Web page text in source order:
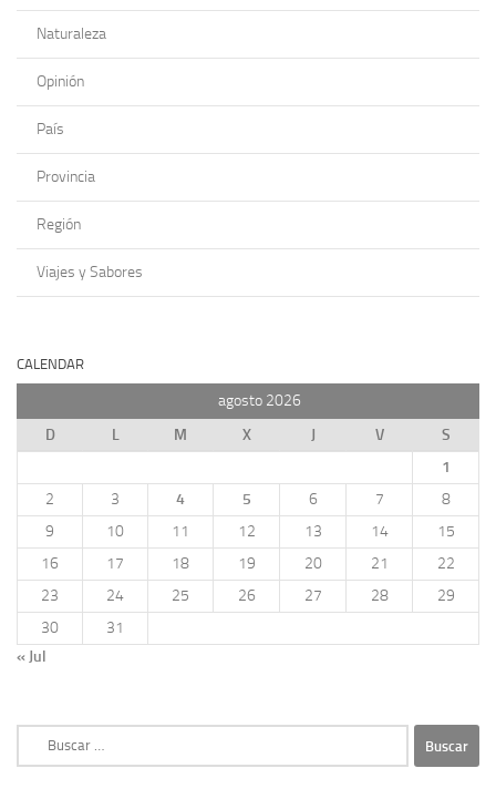
Naturaleza
Opinión
País
Provincia
Región
Viajes y Sabores
CALENDAR
agosto 2026
D
L M X J V
S
1
2
3 4 5 6 7
8
9
10 11 12 13 14
15
16
17 18 19 20 21
22
23
24 25 26 27 28
29
30
31
« Jul